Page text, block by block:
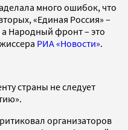
много ошибок, что
«Единая Россия» –
Народный фронт – это
РИА «Новости».
страны не следует
организаторов